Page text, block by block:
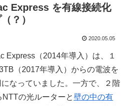
Express を有線接続化
？）
2020.05.05
Express（2014年導入）は、１
（2017年導入）からの電波を
なっていました。一方で、２階
の光ルーターと壁の中の有